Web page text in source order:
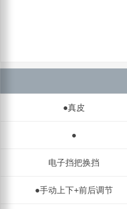
●真皮
●
电子挡把换挡
●手动上下+前后调节